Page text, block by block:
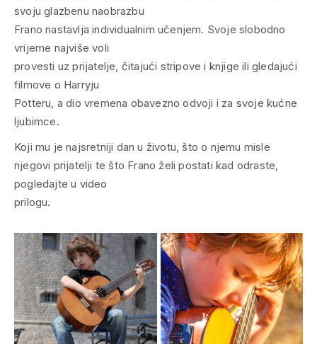
svoju glazbenu naobrazbu
Frano nastavlja individualnim učenjem. Svoje slobodno
vrijeme najviše voli
provesti uz prijatelje, čitajući stripove i knjige ili gledajući
filmove o Harryju
Potteru, a dio vremena obavezno odvoji i za svoje kućne
ljubimce.
Koji mu je najsretniji dan u životu, što o njemu misle
njegovi prijatelji te što Frano želi postati kad odraste,
pogledajte u video
prilogu.